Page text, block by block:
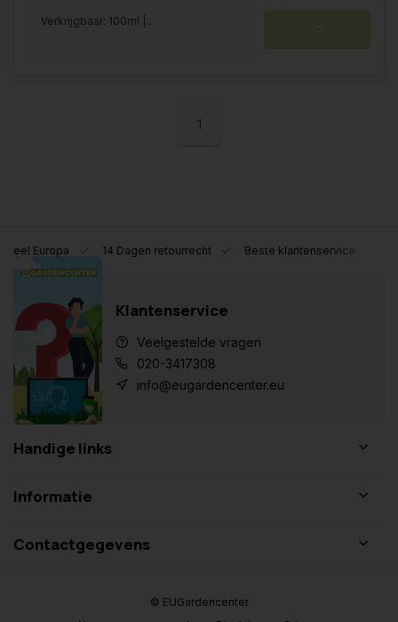
Verkrijgbaar: 100ml |...
1
Europa 14 Dagen retourrecht Beste klantenservice
Klantenservice
Veelgestelde vragen
020-3417308
info@eugardencenter.eu
Handige links
Informatie
Contactgegevens
© EUGardencenter